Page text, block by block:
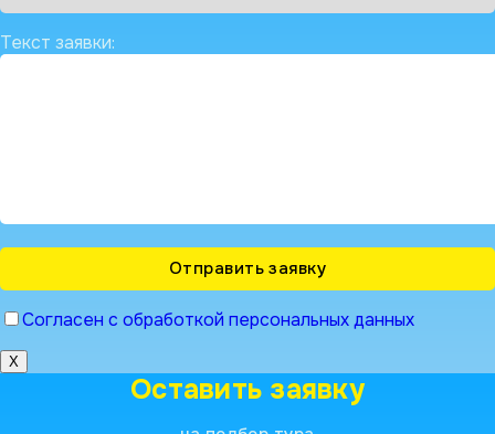
Текст заявки:
Согласен с обработкой персональных данных
X
Оставить заявку